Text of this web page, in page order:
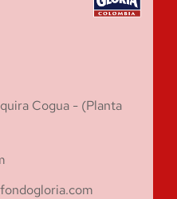
Cogua - (Planta